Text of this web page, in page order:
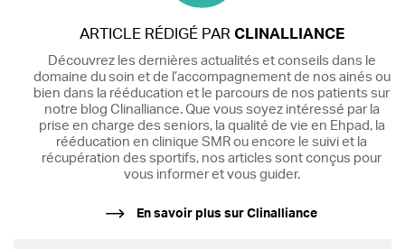
ARTICLE RÉDIGÉ PAR CLINALLIANCE
Découvrez les dernières actualités et conseils dans le
domaine du soin et de l’accompagnement de nos ainés ou
bien dans la rééducation et le parcours de nos patients sur
notre blog Clinalliance. Que vous soyez intéressé par la
prise en charge des seniors, la qualité de vie en Ehpad, la
rééducation en clinique SMR ou encore le suivi et la
récupération des sportifs, nos articles sont conçus pour
vous informer et vous guider.
En savoir plus sur Clinalliance